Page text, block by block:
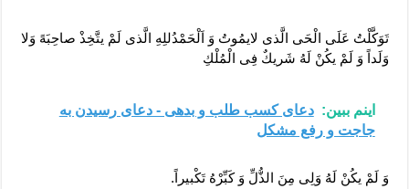
تَوَكَّلْتُ عَلَی الْحَی الَّذی لایمُوتُ وَ اَلْحَمْدُللِهِ الَّذی لَمْ یتَّخِذْ صاحِبَهً وَلا
وَلَداً وَ لَمْ یكُنْ لَهُ شَریكٌ فِی الْمُلْكِ
اینم ببین: دعای کسب طلب و بدهی - دعای رسیدن به
جاجت و رفع مشکل
وَ لَمْ یكُنْ لَهُ وَلِی مِنَ الذُّلِّ وَ كَبِّرْهُ تَكْبیراً.